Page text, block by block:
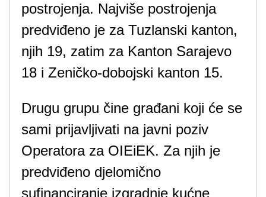
postrojenja. Najviše postrojenja
predviđeno je za Tuzlanski kanton,
njih 19, zatim za Kanton Sarajevo
18 i Zeničko-dobojski kanton 15.
Drugu grupu čine građani koji će se
sami prijavljivati ​​na javni poziv
Operatora za OIEiEK. Za njih je
predviđeno djelomično
sufinanciranje izgradnje kućne